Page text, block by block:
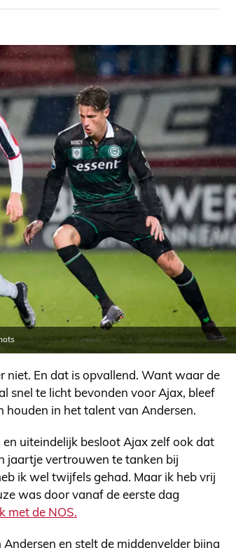
niet. En dat is opvallend. Want waar de
snel te licht bevonden voor Ajax, bleef
in het talent van Andersen.
uiteindelijk besloot Ajax zelf ook dat
jaartje vertrouwen te tanken bij
ik wel twijfels gehad. Maar ik heb vrij
was door vanaf de eerste dag
met de NOS.
en stelt de middenvelder bijna